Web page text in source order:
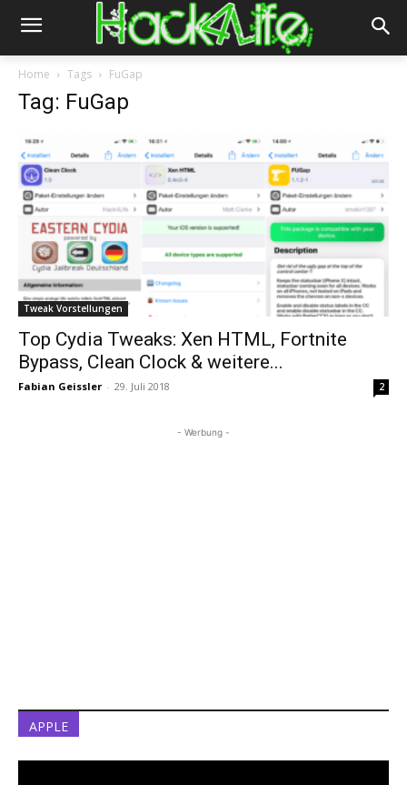
Home Tags FuGap
Tag: FuGap
Tweak Vorstellungen
Top Cydia Tweaks: Xen HTML, Fortnite
Bypass, Clean Clock & weitere...
Fabian Geissler - 29. Juli 2018 2
- Werbung -
APPLE